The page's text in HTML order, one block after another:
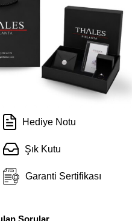
Hediye Notu
Şık Kutu
Garanti Sertifikası